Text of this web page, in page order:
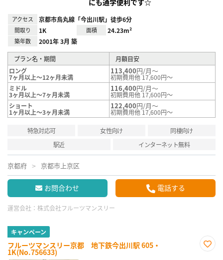
アクセス 京都市烏丸線「今出川駅」徒歩6分
間取り 1K 面積 24.23m²
築年数 2001年 3月 築
プラン名・期間
月額目安
ロング
7ヶ月以上～12ヶ月未満
113,400円/月～
初期費用他 17,600円～
ミドル
3ヶ月以上～7ヶ月未満
116,400円/月～
初期費用他 17,600円～
ショート
1ヶ月以上～3ヶ月未満
122,400円/月～
初期費用他 17,600円～
特急対応可 女性向け
同棲向け
駅近
インターネット無料
京都府 京都市上京区
お問合わせ 電話する
運営会社： 株式会社フルーツマンスリー
キャンペーン
フルーツマンスリー京都 地下鉄今出川駅 605・
1K(No.756633)